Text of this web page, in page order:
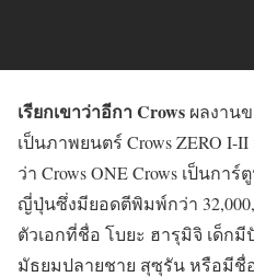
เรียกเขาว่าอีกา Crows ผลงาน
เป็นภาพยนตร์ Crows ZERO I-
ว่า Crows ONE Crows เป็นก
ญี่ปุ่นซึ่งมียอดตีพิมพ์กว่า
ตัวเอกที่ชื่อ โบยะ ฮารุมิจิ เด็ก
มัธยมปลายชาย สุซุรัน หรือมีชื่อ